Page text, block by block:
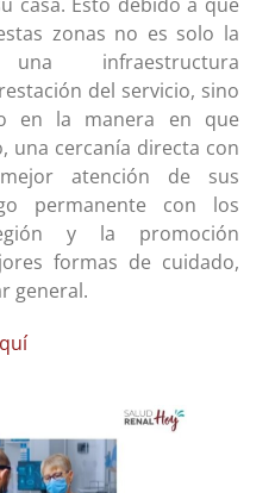
zonas no es solo la
infraestructura
del servicio, sino
en la manera en que
una cercanía directa con
atención de sus
permanente con los
y la promoción
formas de cuidado,
general.